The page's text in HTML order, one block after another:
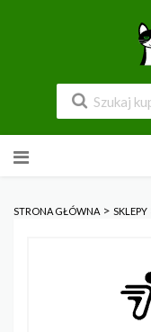
do
STRONA GŁÓWNA > SKLEPY